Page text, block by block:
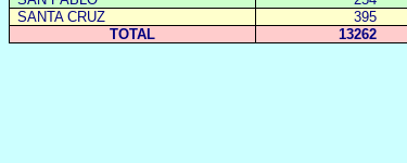
SANTA CRUZ
395
TOTAL
13262